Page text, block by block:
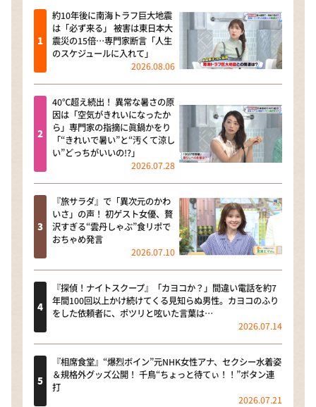
朝だ！生です旅サラダ
教えて！ニュースライブ 正義のミカタ
ＬＩＦＥ～夢のカタチ～
新婚さんいらっしゃい！
ポツンと一軒家
ザキ山小屋本館
ぺこぱのまるスポ
約10年後に南海トラフ巨大地震
は「必ず来る」 被害は東日本大
震災の15倍…専門家断言「人生
のスケジュールに入れて」
2026.08.06
40℃超え続出！ 異常な暑さの原
因は「空気がきれいになったか
ら」専門家の指摘に眞鍋かをり
「“きれいで暑い”と“汚くて涼し
い”どっちがいいの!?」
2026.07.28
『旅サラダ』で「異次元のかわ
いさ」の声！ 初ゲスト女優、贅
沢すぎる“雲丹しゃぶ”食リポで
おちゃめ発言
2026.07.10
『探偵！ナイトスクープ』「カヨコか？」間違い電話を約7
年間100回以上かけ続けてくる見知らぬ男性。カヨコのふり
をした依頼者に、ポツリと呟いた言葉は…
2026.07.14
『相席食堂』“爆烈ボイン”元NHK女性アナ、セクシー水着姿
＆規格外グッズ公開！ 千鳥“ちょっと待てぃ！！”ボタン連
打
2026.07.21